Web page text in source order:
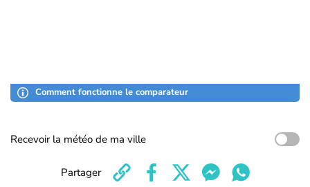
Comment fonctionne le comparateur
Recevoir la météo de ma ville
Partager